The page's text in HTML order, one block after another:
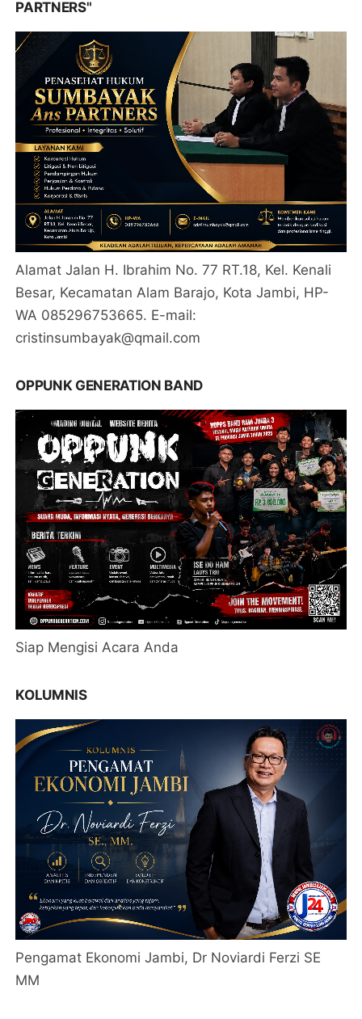
PARTNERS"
Alamat Jalan H. Ibrahim No. 77 RT.18, Kel. Kenali
Besar, Kecamatan Alam Barajo, Kota Jambi, HP-
WA 085296753665. E-mail:
cristinsumbayak@qmail.com
OPPUNK GENERATION BAND
Siap Mengisi Acara Anda
KOLUMNIS
Pengamat Ekonomi Jambi, Dr Noviardi Ferzi SE
MM